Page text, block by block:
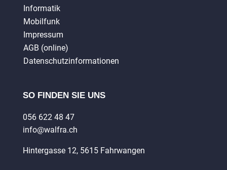
Informatik
Mobilfunk
Impressum
AGB (online)
Datenschutzinformationen
SO FINDEN SIE UNS
056 622 48 47
info@walfra.ch
Hintergasse 12, 5615 Fahrwangen